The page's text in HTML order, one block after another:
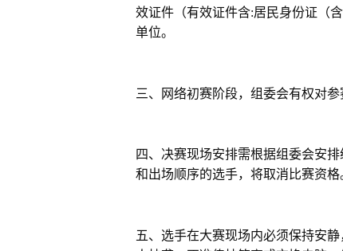
效证件（有效证件含:居民身份证（
单位。
三、网络初赛阶段，组委会有权对
四、决赛现场安排需根据组委会安
和出场顺序的选手，将取消比赛资格
五、选手在大赛现场内必须保持安